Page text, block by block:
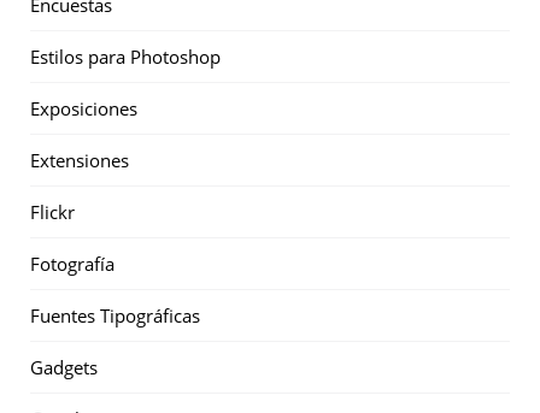
Estilos para Photoshop
Exposiciones
Extensiones
Flickr
Fotografía
Fuentes Tipográficas
Gadgets